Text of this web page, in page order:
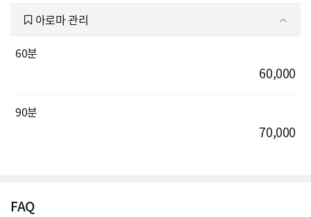
아로마 관리
60분
60,000
90분
70,000
FAQ